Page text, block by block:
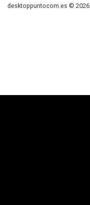
desktoppuntocom.es © 2026